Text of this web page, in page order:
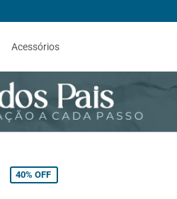
Acessórios
40% OFF